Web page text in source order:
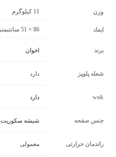
وزن 11 کیلوگرم
ابعاد 86 × 51 سانتیمتر
برند اخوان
شعله پلوپز دارد
wok دارد
جنس صفحه شیشه سکوریت
راندمان حرارتی معمولی